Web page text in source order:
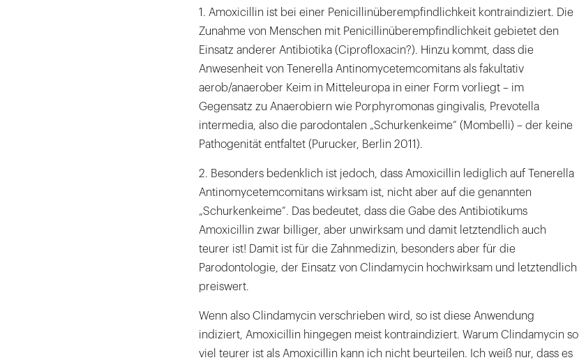
1. Amoxicillin ist bei einer Penicillinüberempfindlichkeit kontraindiziert. Die
Zunahme von Menschen mit Penicillinüberempfindlichkeit gebietet den
Einsatz anderer Antibiotika (Ciprofloxacin?). Hinzu kommt, dass die
Anwesenheit von Tenerella Antinomycetemcomitans als fakultativ
aerob/anaerober Keim in Mitteleuropa in einer Form vorliegt – im
Gegensatz zu Anaerobiern wie Porphyromonas gingivalis, Prevotella
intermedia, also die parodontalen „Schurkenkeime“ (Mombelli) – der keine
Pathogenität entfaltet (Purucker, Berlin 2011).
2. Besonders bedenklich ist jedoch, dass Amoxicillin lediglich auf Tenerella
Antinomycetemcomitans wirksam ist, nicht aber auf die genannten
„Schurkenkeime“. Das bedeutet, dass die Gabe des Antibiotikums
Amoxicillin zwar billiger, aber unwirksam und damit letztendlich auch
teurer ist! Damit ist für die Zahnmedizin, besonders aber für die
Parodontologie, der Einsatz von Clindamycin hochwirksam und letztendlich
preiswert.
Wenn also Clindamycin verschrieben wird, so ist diese Anwendung
indiziert, Amoxicillin hingegen meist kontraindiziert. Warum Clindamycin so
viel teurer ist als Amoxicillin kann ich nicht beurteilen. Ich weiß nur, dass es